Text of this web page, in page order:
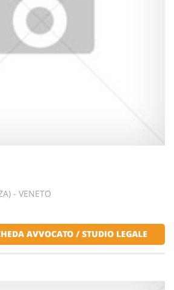
- VENETO
AVVOCATO / STUDIO LEGALE